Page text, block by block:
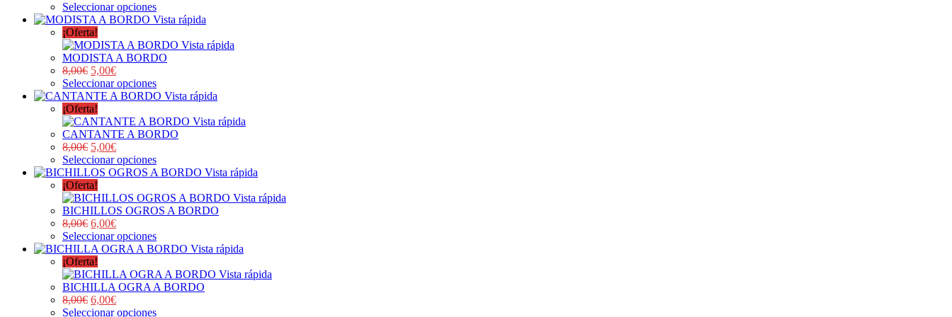
Seleccionar opciones
Vista rápida
¡Oferta!
Vista rápida
MODISTA A BORDO
8,00€ 5,00€
Seleccionar opciones
Vista rápida
¡Oferta!
Vista rápida
CANTANTE A BORDO
8,00€ 5,00€
Seleccionar opciones
Vista rápida
¡Oferta!
Vista rápida
BICHILLOS OGROS A BORDO
8,00€ 6,00€
Seleccionar opciones
Vista rápida
¡Oferta!
Vista rápida
BICHILLA OGRA A BORDO
8,00€ 6,00€
Seleccionar opciones